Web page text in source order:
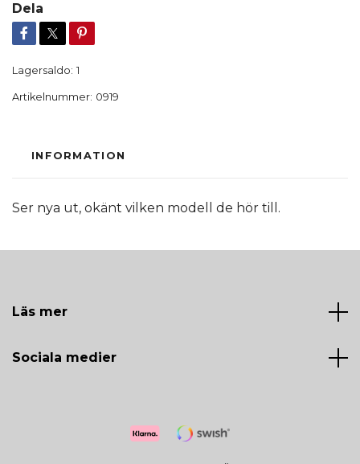
Dela
Lagersaldo: 1
Artikelnummer: 0919
INFORMATION
Ser nya ut, okänt vilken modell de hör till.
Läs mer
Sociala medier